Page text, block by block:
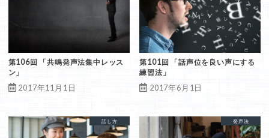
第106回 「共鳴発声法集中レッス
ン」
2017年11月1日
第101回 「話声位を良い声にする
練習法」
2017年6月1日
届く声
発声法
話し方 届く声
発声法